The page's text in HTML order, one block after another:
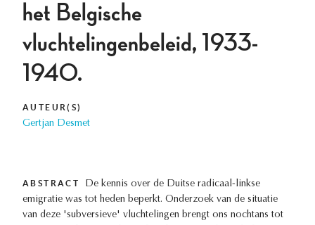
het Belgische
vluchtelingenbeleid, 1933-
1940.
AUTEUR(S)
Gertjan Desmet
ABSTRACT
De kennis over de Duitse radicaal-linkse
emigratie was tot heden beperkt. Onderzoek van de situatie
van deze 'subversieve' vluchtelingen brengt ons nochtans tot